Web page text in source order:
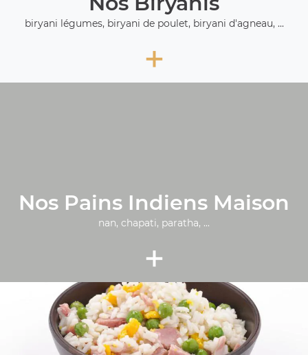
biryani légumes, biryani de poulet, biryani d'agneau, ...
+
Nos Pains Indiens Maison
nan, chapati, paratha, ...
+